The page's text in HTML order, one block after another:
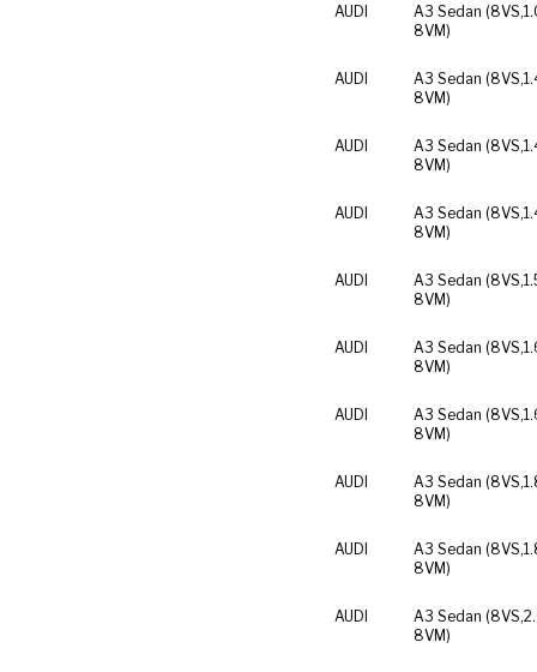
AUDI
A3 Sedan (8VS,
8VM)
AUDI
A3 Sedan (8VS,
8VM)
AUDI
A3 Sedan (8VS,
8VM)
AUDI
A3 Sedan (8VS,
8VM)
AUDI
A3 Sedan (8VS,
8VM)
AUDI
A3 Sedan (8VS,
8VM)
AUDI
A3 Sedan (8VS,
8VM)
AUDI
A3 Sedan (8VS,
8VM)
AUDI
A3 Sedan (8VS,
8VM)
AUDI
A3 Sedan (8VS,
8VM)